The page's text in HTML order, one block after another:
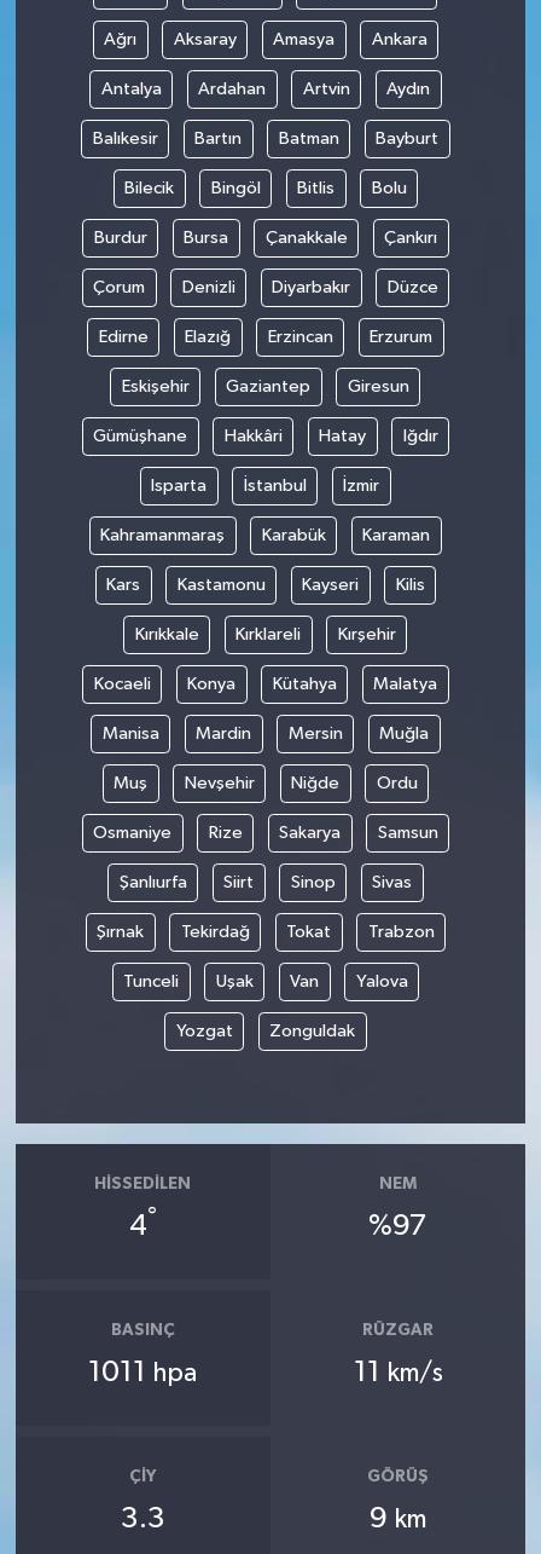
Ağrı Aksaray Amasya Ankara
Antalya Ardahan Artvin Aydın
Balıkesir Bartın Batman Bayburt
Bilecik Bingöl Bitlis Bolu
Burdur Bursa Çanakkale Çankırı
Çorum Denizli Diyarbakır Düzce
Edirne Elazığ Erzincan Erzurum
Eskişehir Gaziantep Giresun
Gümüşhane Hakkâri Hatay Iğdır
Isparta İstanbul İzmir
Kahramanmaraş Karabük Karaman
Kars Kastamonu Kayseri Kilis
Kırıkkale Kırklareli Kırşehir
Kocaeli Konya Kütahya Malatya
Manisa Mardin Mersin Muğla
Muş Nevşehir Niğde Ordu
Osmaniye Rize Sakarya Samsun
Şanlıurfa Siirt Sinop Sivas
Şırnak Tekirdağ Tokat Trabzon
Tunceli Uşak Van Yalova
Yozgat Zonguldak
HISSEDILEN
4°
NEM
%97
BASINÇ
1011 hpa
RÜZGAR
11 km/s
ÇIY
3.3
GÖRÜŞ
9 km